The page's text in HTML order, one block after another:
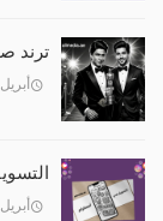
ترند
أبريل 2, 2026
أبريل 1, 2026